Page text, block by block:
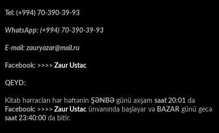
Tel: (+994) 70-390-39-93
WhatsApp: (+994) 70-390-39-93
E-mail: zauryazar@mail.ru
Facebook: >>>> Zaur Ustac
QEYD:
Kitab hərracları hər həftənin ŞƏNBƏ günü axşam saat 20:01 da
Facebook: >>>> Zaur Ustac ünvanında başlayar və BAZAR günü gecə
saat 23:40:00 da bitir.